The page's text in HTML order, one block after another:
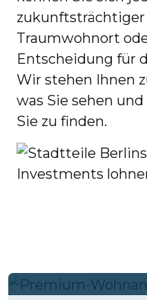
Traumwohnort
Entscheidung für
Wir stehen Ihnen
was Sie sehen
Sie zu finden.